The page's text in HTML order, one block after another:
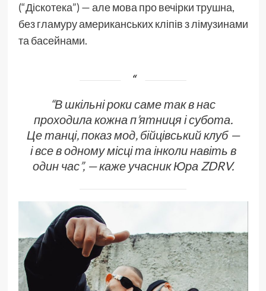
(“Діскотека”) — але мова про вечірки трушна,
без гламуру американських кліпів з лімузинами
та басейнами.
“В шкільні роки саме так в нас
проходила кожна п’ятниця і субота.
Це танці, показ мод, бійцівський клуб —
і все в одному місці та інколи навіть в
один час”, — каже учасник Юра ZDRV.